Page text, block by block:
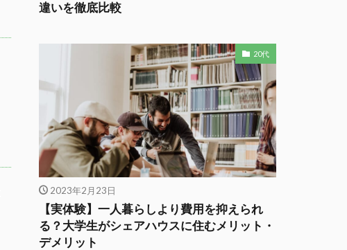
違いを徹底比較
20代
2023年2月23日
【実体験】一人暮らしより費用を抑えられ
る？大学生がシェアハウスに住むメリット・
デメリット